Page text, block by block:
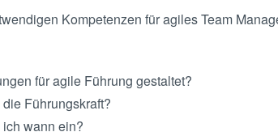
Kompetenzen für agiles Team
für agile Führung gestaltet?
Führungskraft?
wann ein?